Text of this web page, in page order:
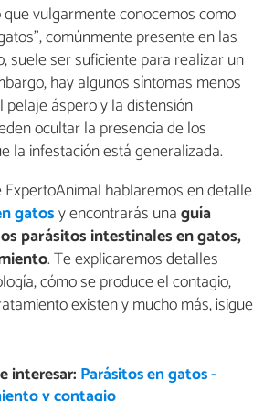
vulgarmente conocemos como
comúnmente presente en las
suele ser suficiente para realizar un
hay algunos síntomas menos
áspero y la distensión
ocultar la presencia de los
la infestación está generalizada.
ExpertoAnimal hablaremos en detalle
gatosy encontrarás unaguía
parásitos intestinales en gatos,
. Te explicaremos detalles
cómo se produce el contagio,
existen y mucho más, ¡sigue
interesar: Parásitos en gatos -